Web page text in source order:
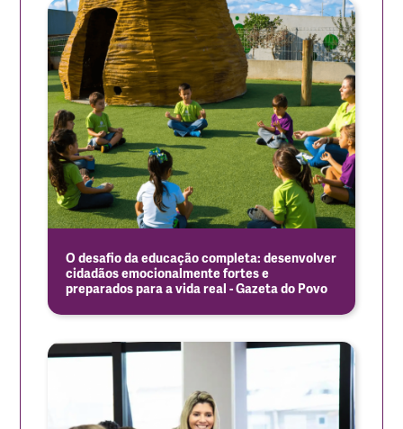
O desafio da educação completa: desenvolver
cidadãos emocionalmente fortes e
preparados para a vida real - Gazeta do Povo